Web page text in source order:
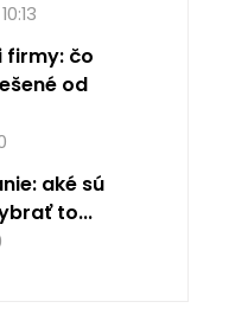
firmy: čo
od
aké sú
to...